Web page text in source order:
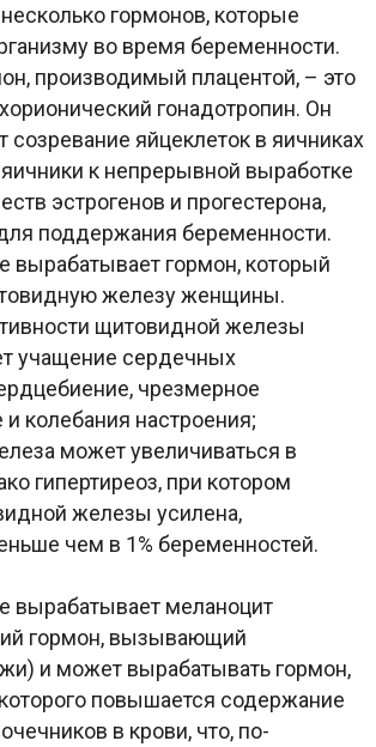
гормонов, которые
во время беременности.
производимый плацентой, – это
гонадотропин. Он
созревание яйцеклеток в яичниках
к непрерывной выработке
эстрогенов и прогестерона,
поддержания беременности.
вырабатывает гормон, который
железу женщины.
щитовидной железы
учащение сердечных
чрезмерное
и колебания настроения;
может увеличиваться в
гипертиреоз, при котором
железы усилена,
чем в 1% беременностей.
вырабатывает меланоцит
гормон, вызывающий
и может вырабатывать гормон,
повышается содержание
в крови, что, по-